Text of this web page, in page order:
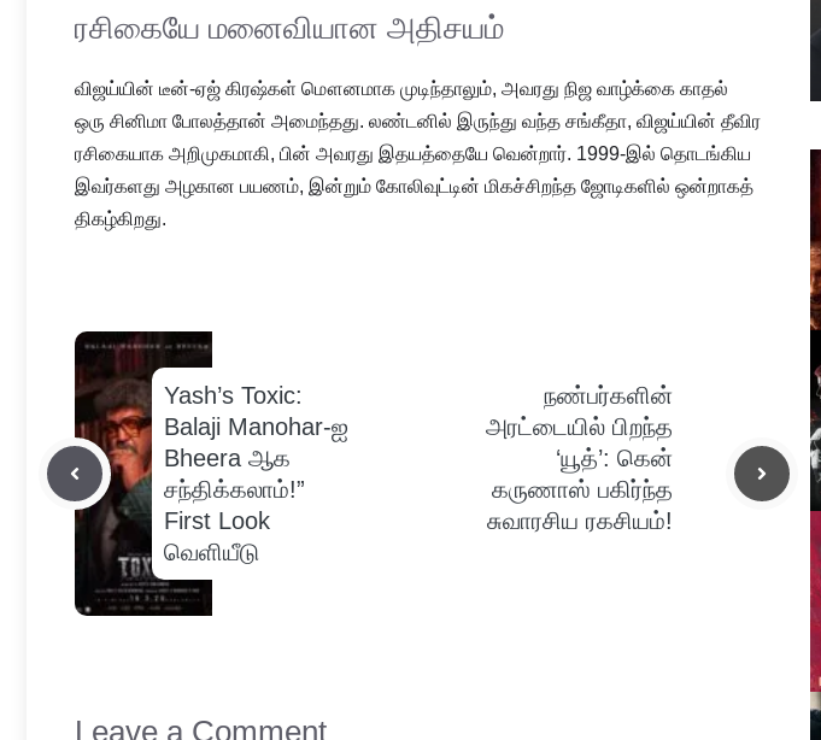
ரசிகையே மனைவியான அதிசயம்
விஜய்யின் டீன்-ஏஜ் கிரஷ்கள் மௌனமாக முடிந்தாலும், அவரது நிஜ வாழ்க்கை காதல்
ஒரு சினிமா போலத்தான் அமைந்தது. லண்டனில் இருந்து வந்த சங்கீதா, விஜய்யின் தீவிர
ரசிகையாக அறிமுகமாகி, பின் அவரது இதயத்தையே வென்றார். 1999-இல் தொடங்கிய
இவர்களது அழகான பயணம், இன்றும் கோலிவுட்டின் மிகச்சிறந்த ஜோடிகளில் ஒன்றாகத்
திகழ்கிறது.
Yash’s Toxic:
Balaji Manohar-ஐ
Bheera ஆக
சந்திக்கலாம்!”
First Look
வெளியீடு
நண்பர்களின்
அரட்டையில் பிறந்த
‘யூத்’: கென்
கருணாஸ் பகிர்ந்த
சுவாரசிய ரகசியம்!
Leave a Comment